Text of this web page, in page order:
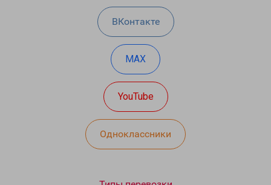
ВКонтакте
MAX
YouTube
Одноклассники